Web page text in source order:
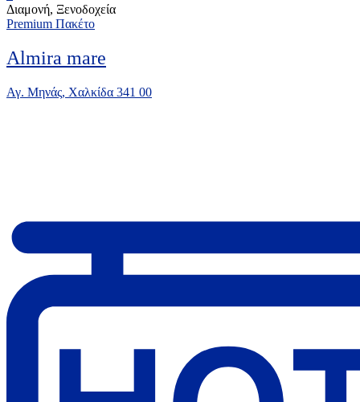
Διαμονή, Ξενοδοχεία
Premium Πακέτο
Almira mare
Αγ. Μηνάς, Χαλκίδα 341 00